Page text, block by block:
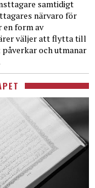
samtidigt
närvaro för
en form av
väljer att flytta till
och utmanar